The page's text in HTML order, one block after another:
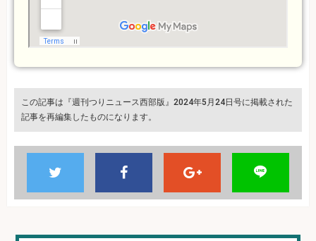
この記事は『週刊つりニュース西部版』2024年5月24日号に掲載された
記事を再編集したものになります。